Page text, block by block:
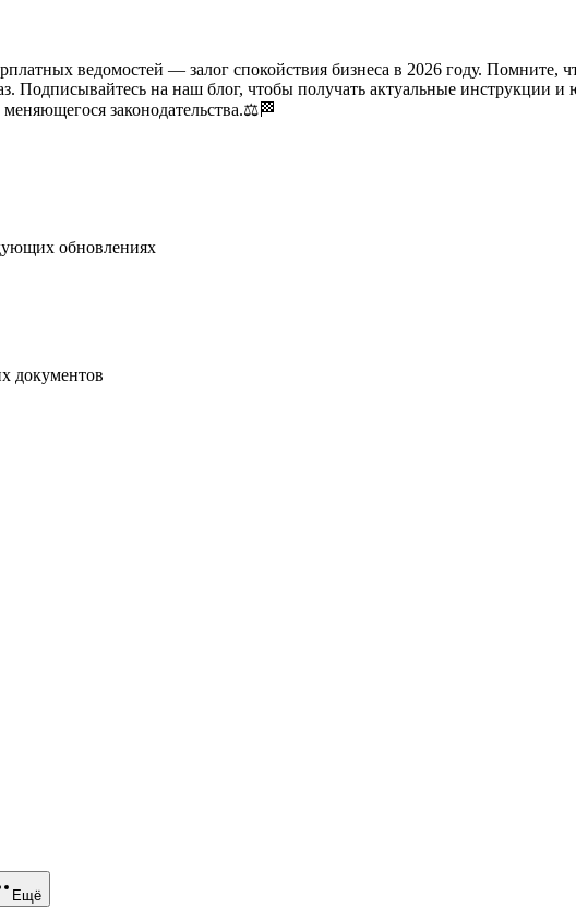
ведомостей — залог спокойствия бизнеса в 2026 году.
Подписывайтесь на наш блог, чтобы получать актуальные инструкции
меняющегося законодательства.⚖️🏁
обновлениях
документов
Ещё